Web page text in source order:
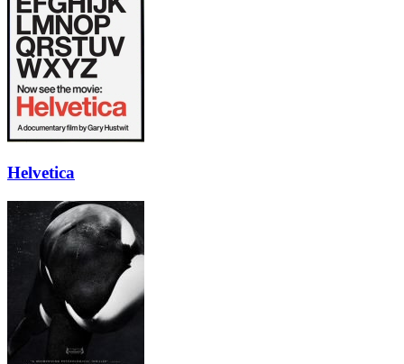
Helvetica